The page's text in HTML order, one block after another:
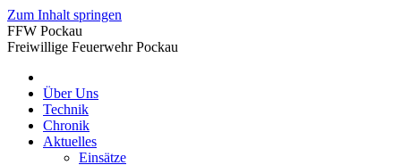
Zum Inhalt springen
FFW Pockau
Freiwillige Feuerwehr Pockau
Über Uns
Technik
Chronik
Aktuelles
Einsätze